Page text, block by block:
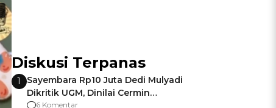
Diskusi Terpanas
1
Sayembara Rp10 Juta Dedi Mulyadi
Dikritik UGM, Dinilai Cermin
Gagalnya Negara Jamin Keamanan
6 Komentar